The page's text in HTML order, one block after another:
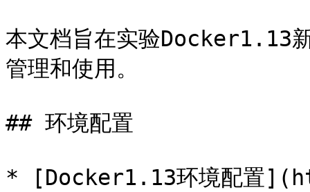
本文档旨在实验Docker1.13
管理和使用。
## 环境配置
* [Docker1.13环境配置